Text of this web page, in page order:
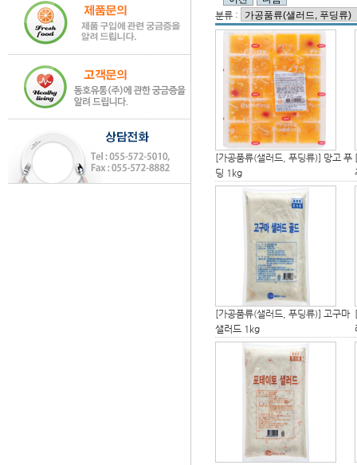
분류 :
[가공품류(샐러드, 푸딩류)] 망고 푸
딩 1kg
[가공품류(샐러드, 푸딩류)] 고구마
샐러드 1kg